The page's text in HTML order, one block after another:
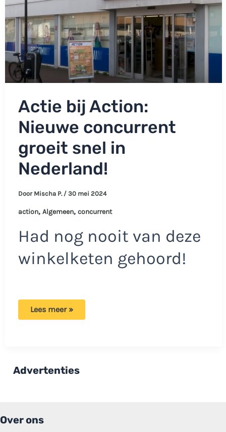
Actie bij Action:
Nieuwe concurrent
groeit snel in
Nederland!
Door Mischa P. / 30 mei 2024
action, Algemeen, concurrent
Had nog nooit van deze
winkelketen gehoord!
Actie
Nederland!
Lees meer »
Advertenties
Over ons